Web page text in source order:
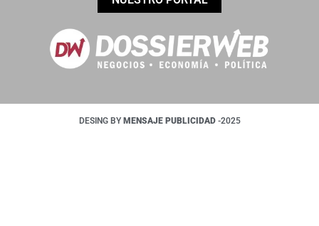
DESING BY MENSAJE PUBLICIDAD -2025